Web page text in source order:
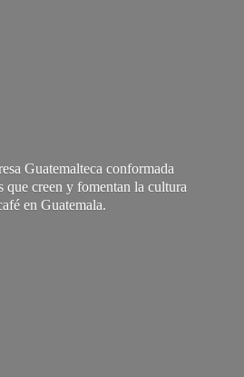
Guatemalteca conformada
que creen y fomentan la cultura
en Guatemala.